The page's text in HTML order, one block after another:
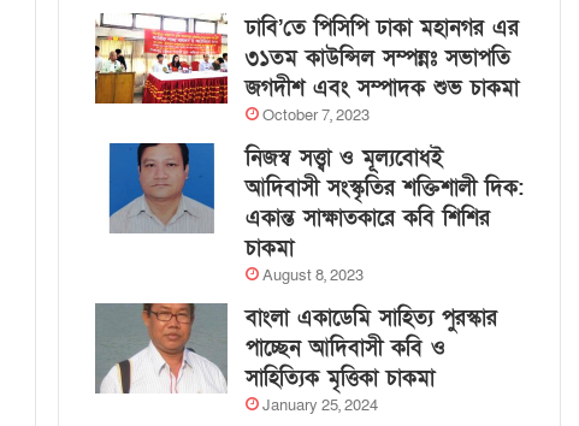
ঢাবি’তে পিসিপি ঢাকা মহানগর এর
৩১তম কাউন্সিল সম্পন্নঃ সভাপতি
জগদীশ এবং সম্পাদক শুভ চাকমা
October 7, 2023
নিজস্ব সত্ত্বা ও মূল্যবোধই
আদিবাসী সংস্কৃতির শক্তিশালী দিক:
একান্ত সাক্ষাতকারে কবি শিশির
চাকমা
August 8, 2023
বাংলা একাডেমি সাহিত্য পুরস্কার
পাচ্ছেন আদিবাসী কবি ও
সাহিত্যিক মৃত্তিকা চাকমা
January 25, 2024